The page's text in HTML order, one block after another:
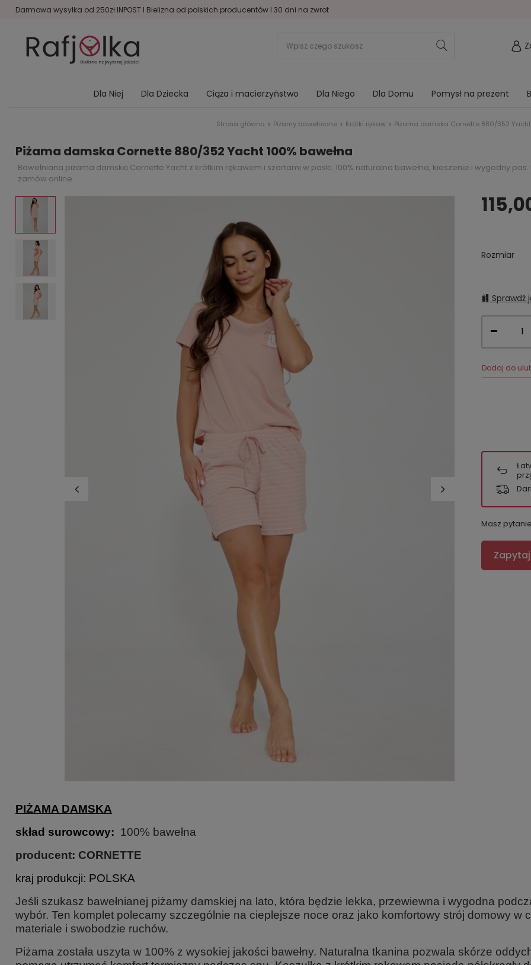
Darmowa wysyłka od 250zł INPOST I Bielizna od polskich producentów I 30 dni na zwrot
Dla Niej Dla Dziecka Ciąża i macierzyństwo Dla Niego Dla Domu Pomysł na prezent
Strona główna Piżamy bawełniane Krótki rękaw Piżama damska Cornette 880/352 Yacht
Piżama damska Cornette 880/352 Yacht 100% bawełna
Bawełniana piżama damska Cornette Yacht z krótkim rękawem i szortami w paski. 100% naturalna bawełna, kieszenie i wygodny
zamów online.
Rozmiar
Sprawdź
Dodaj do
Masz
PIŻAMA DAMSKA
skład surowcowy: 100% bawełna
producent: CORNETTE
kraj produkcji: POLSKA
Jeśli szukasz bawełnianej piżamy damskiej na lato, która będzie lekka, przewiewna i wygodna
wybór. Ten komplet polecamy szczególnie na cieplejsze noce oraz jako komfortowy strój domowy w
materiale i swobodzie ruchów.
Piżama została uszyta w 100% z wysokiej jakości bawełny. Naturalna tkanina pozwala skórze